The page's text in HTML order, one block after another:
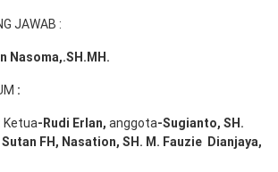
JAWAB :
Nasoma,.SH.MH.
:
Ketua-Rudi Erlan, anggota-Sugianto, SH.
Sutan FH, Nasation, SH. M. Fauzie Dianjaya,